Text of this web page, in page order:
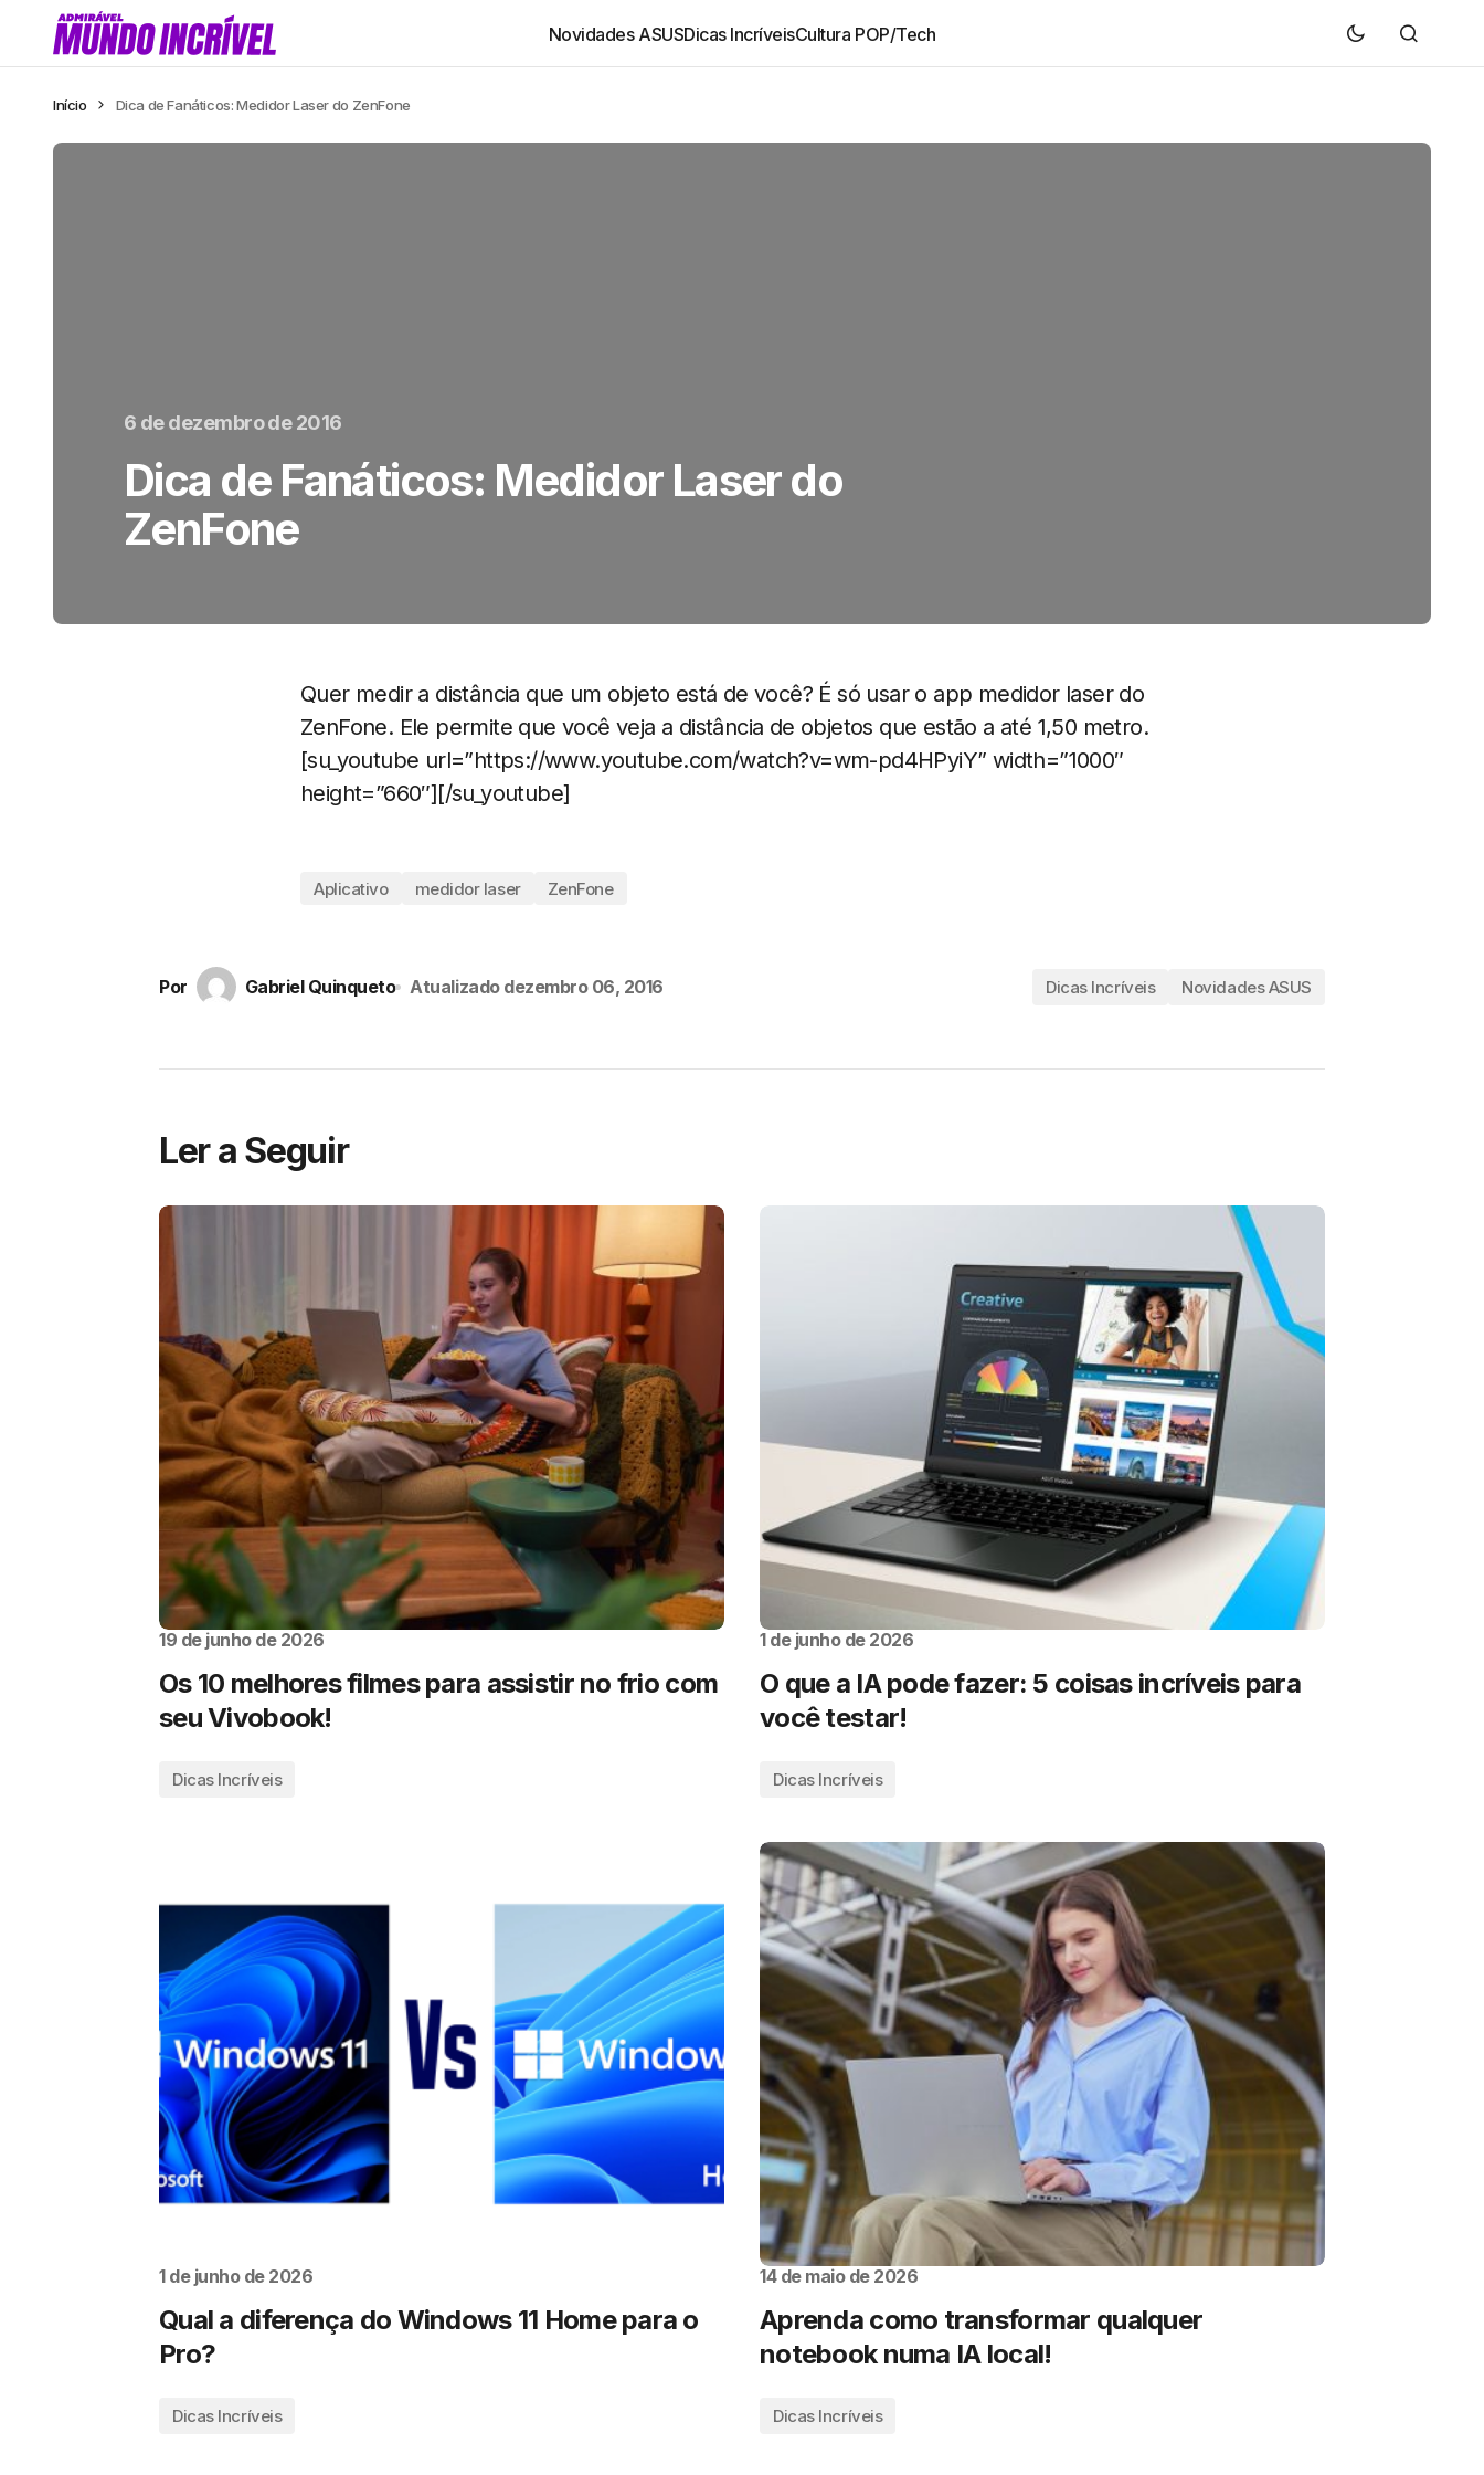
Novidades ASUSDicas IncríveisCultura POP/Tech
Início Dica de Fanáticos: Medidor Laser do ZenFone
6 de dezembro de 2016
Dica de Fanáticos: Medidor Laser do
ZenFone
Quer medir a distância que um objeto está de você? É só usar o app medidor laser do
ZenFone. Ele permite que você veja a distância de objetos que estão a até 1,50 metro.
[su_youtube url=”https://www.youtube.com/watch?v=wm-pd4HPyiY” width=”1000″
height=”660″][/su_youtube]
Aplicativo medidor laser ZenFone
Por Gabriel Quinqueto Atualizado dezembro 06, 2016 Dicas Incríveis Novidades ASUS
Ler a Seguir
19 de junho de 2026
Os 10 melhores filmes para assistir no frio com
seu Vivobook!
Dicas Incríveis
1 de junho de 2026
O que a IA pode fazer: 5 coisas incríveis para
você testar!
Dicas Incríveis
1 de junho de 2026
Qual a diferença do Windows 11 Home para o
Pro?
Dicas Incríveis
14 de maio de 2026
Aprenda como transformar qualquer
notebook numa IA local!
Dicas Incríveis